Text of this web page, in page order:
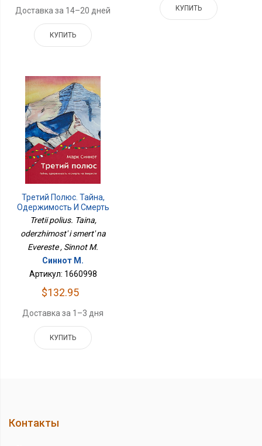
Доставка за 14–20 дней
КУПИТЬ
КУПИТЬ
Третий Полюс. Тайна,
Одержимость И Смерть
На Эвересте
Tretii polius. Taina,
oderzhimost' i smert' na
Evereste , Sinnot M.
Синнот М.
Артикул: 1660998
$132.95
Доставка за 1–3 дня
КУПИТЬ
Контакты